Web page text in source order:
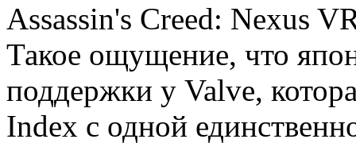
Assassin's Creed: Nexus
Такое ощущение, что
поддержки у Valve,
Index с одной